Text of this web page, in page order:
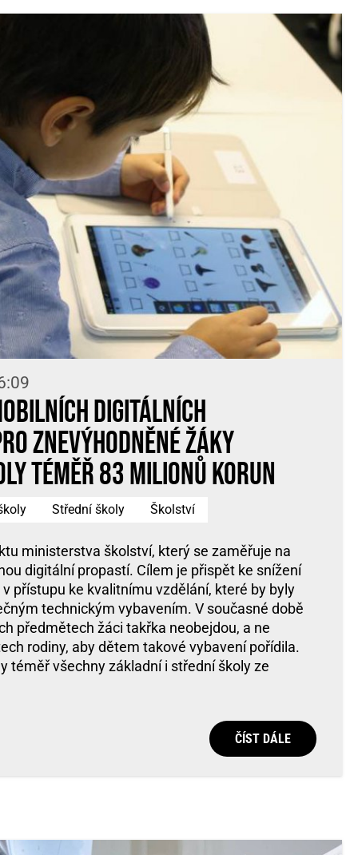
digitálních
znevýhodněné žáky
téměř 83 milionů korun
Střední školy Školství
ministerstva školství, který se zaměřuje na
digitální propastí. Cílem je přispět ke snížení
přístupu ke kvalitnímu vzdělání, které by byly
technickým vybavením. V současné době
předmětech žáci takřka neobejdou, a ne
rodiny, aby dětem takové vybavení pořídila.
téměř všechny základní i střední školy ze
ČÍST DÁLE